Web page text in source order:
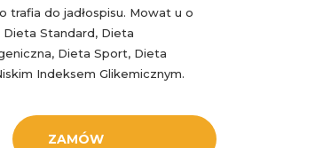
trafia do jadłospisu. Mowat u o
Standard, Dieta
Dieta Sport, Dieta
Indeksem Glikemicznym.
ZAMÓW